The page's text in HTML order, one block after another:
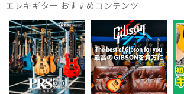
エレキギター おすすめコンテンツ